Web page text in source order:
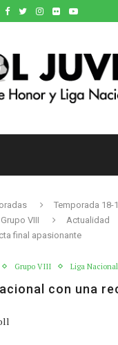
Temporada 18-
Grupo VIII Actualidad
final apasionante
Grupo VIII Liga Nacional
con una